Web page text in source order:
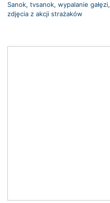
Sanok, tvsanok, wypalanie gałęzi,
zdjęcia z akcji strażaków